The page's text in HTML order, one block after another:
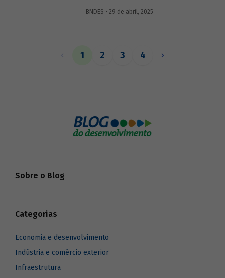
economia, com efeitos multiplicadores e
do investi­mento público no Brasil nos
BNDES • 29 de abril, 2025
1 2 3 4
Sobre o Blog
Categorias
Economia e desenvolvimento
Indústria e comércio exterior
Infraestrutura